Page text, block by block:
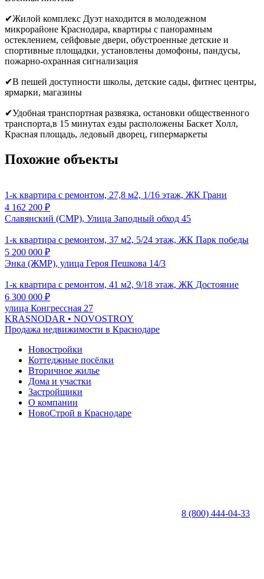
✔Жилой комплекс Дуэт находится в молодежном
микрорайоне Краснодара, квартиры с панорамным
остеклением, сейфовые двери, обустроенные детские и
спортивные площадки, установлены домофоны, пандусы,
пожарно-охранная сигнализация
✔В пешей доступности школы, детские сады, фитнес центры,
ярмарки, магазины
✔Удобная транспортная развязка, остановки общественного
транспорта,в 15 минутах езды расположены Баскет Холл,
Красная площадь, ледовый дворец, гипермаркеты
Похожие объекты
1-к квартира с ремонтом, 27,8 м2, 1/16 этаж, ЖК Грани
4 162 200 ₽
Славянский (СМР), Улица Заподный обход 45
1-к квартира с ремонтом, 37 м2, 5/24 этаж, ЖК Парк победы
5 200 000 ₽
Энка (ЖМР), улица Героя Пешкова 14/3
1-к квартира с ремонтом, 41 м2, 9/18 этаж, ЖК Достояние
6 300 000 ₽
улица Конгрессная 27
KRASNODAR • NOVOSTROY
Продажа недвижимости в Краснодаре
Новостройки
Коттеджные посёлки
Вторичное жилье
Дома и участки
Застройщики
О компании
НовоСтрой в Краснодаре
8 (800) 444-04-33